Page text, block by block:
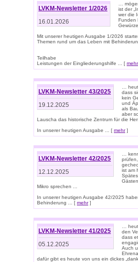
LVKM-Newsletter 1/2026
16.01.2026
…
ist der
wer die
Funden
Mit unserer heutigen Ausgabe 1/2026
Themen rund um das Leben mit
Teilhabe
Leistungen der Eingliederungshilfe ... [ mehr
LVKM-Newsletter 43/2025
19.12.2025
…
dass
kein
und
als
aber
Lauscha das historische Zentrum für die
In unserer heutigen Ausgabe ... [ mehr]
LVKM-Newsletter 42/2025
12.12.2025
…
ist am
Mikro sprechen ...
In unserer heutigen Ausgabe 42/2025
Behinderung ... [ mehr]
LVKM-Newsletter 41/2025
05.12.2025
…
den
dass
Auch
dafür gibt es heute von uns ein dickes